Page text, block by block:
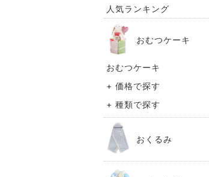
人気ランキング
おむつケーキ
おむつケーキ
+ 価格で探す
+ 種類で探す
おくるみ